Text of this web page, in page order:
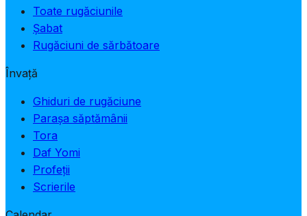
Toate rugăciunile
Șabat
Rugăciuni de sărbătoare
Învață
Ghiduri de rugăciune
Parașa săptămânii
Tora
Daf Yomi
Profeții
Scrierile